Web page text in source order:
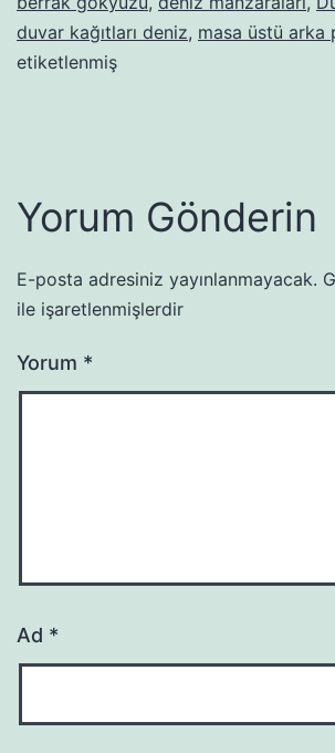
duvar kağıtları deniz, masa üstü arka
etiketlenmiş
Yorum Gönderin
E-posta adresiniz yayınlanmayacak.
ile işaretlenmişlerdir
Yorum *
Ad *